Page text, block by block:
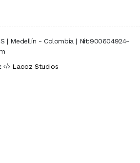
| Medellín - Colombia | Nit:900604924-
Laooz Studios